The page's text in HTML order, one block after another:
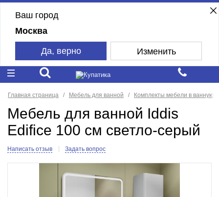
Ваш город
Москва
Да, верно Изменить
Главная страница Мебель для ванной Комплекты мебели в ванную
Мебель для ванной Iddis
Edifice 100 см светло-серый
Написать отзыв Задать вопрос